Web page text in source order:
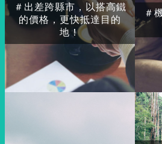
＃出差跨縣市，以搭高鐵
的價格，更快抵達目的
地！
＃